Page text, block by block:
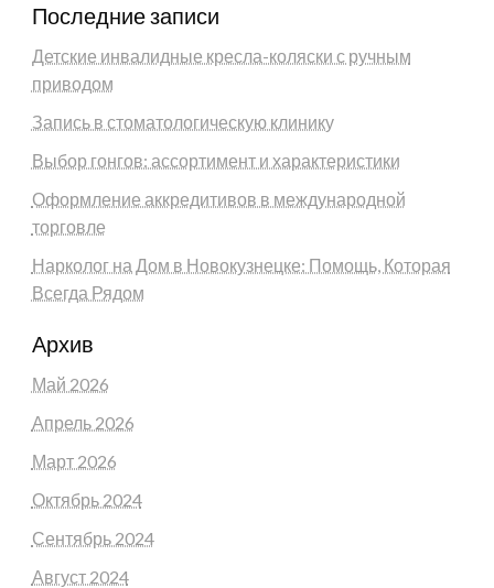
Последние записи
Детские инвалидные кресла-коляски с ручным
приводом
Запись в стоматологическую клинику
Выбор гонгов: ассортимент и характеристики
Оформление аккредитивов в международной
торговле
Нарколог на Дом в Новокузнецке: Помощь, Которая
Всегда Рядом
Архив
Май 2026
Апрель 2026
Март 2026
Октябрь 2024
Сентябрь 2024
Август 2024